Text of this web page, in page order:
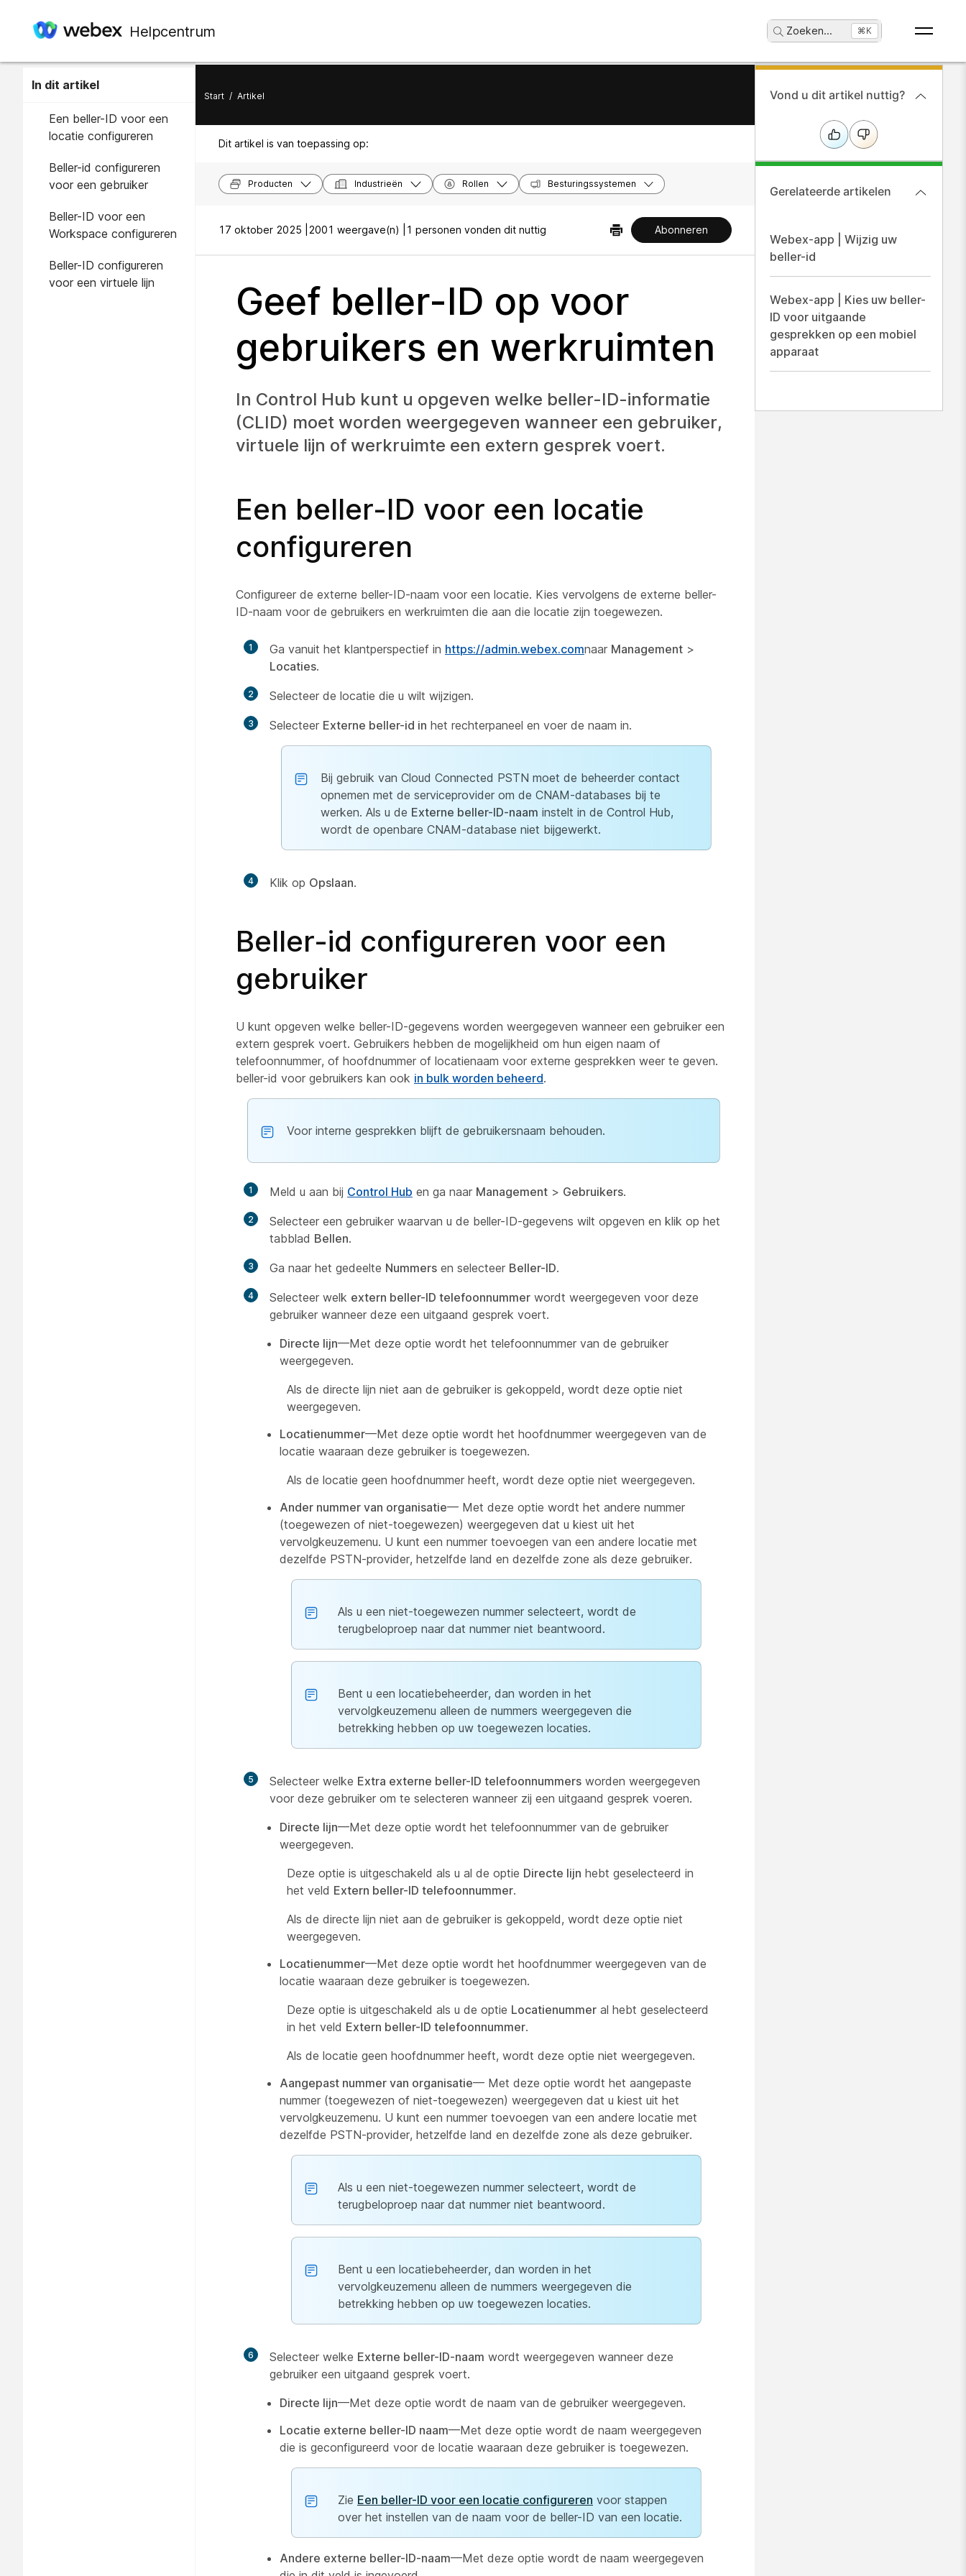
Helpcentrum Zoeken... ⌘K
In dit artikel
Een beller-ID voor een
locatie configureren
Beller-id configureren
voor een gebruiker
Beller-ID voor een
Workspace configureren
Beller-ID configureren
voor een virtuele lijn
Start / Artikel
Dit artikel is van toepassing op:
Producten Industrieën Rollen Besturingssystemen
17 oktober 2025 | 2001 weergave(n) | 1 personen vonden dit nuttig Abonneren
Geef beller-ID op voor
gebruikers en werkruimten
In Control Hub kunt u opgeven welke beller-ID-informatie
(CLID) moet worden weergegeven wanneer een gebruiker,
virtuele lijn of werkruimte een extern gesprek voert.
Een beller-ID voor een locatie
configureren
Configureer de externe beller-ID-naam voor een locatie. Kies vervolgens de externe beller-
ID-naam voor de gebruikers en werkruimten die aan die locatie zijn toegewezen.
1 Ga vanuit het klantperspectief in https://admin.webex.comnaar Management >
Locaties.
2 Selecteer de locatie die u wilt wijzigen.
3 Selecteer Externe beller-id in het rechterpaneel en voer de naam in.
Bij gebruik van Cloud Connected PSTN moet de beheerder contact
opnemen met de serviceprovider om de CNAM-databases bij te
werken. Als u de Externe beller-ID-naam instelt in de Control Hub,
wordt de openbare CNAM-database niet bijgewerkt.
4 Klik op Opslaan.
Beller-id configureren voor een
gebruiker
U kunt opgeven welke beller-ID-gegevens worden weergegeven wanneer een gebruiker een
extern gesprek voert. Gebruikers hebben de mogelijkheid om hun eigen naam of
telefoonnummer, of hoofdnummer of locatienaam voor externe gesprekken weer te geven.
beller-id voor gebruikers kan ook in bulk worden beheerd.
Voor interne gesprekken blijft de gebruikersnaam behouden.
1 Meld u aan bij Control Hub en ga naar Management > Gebruikers.
2
Selecteer een gebruiker waarvan u de beller-ID-gegevens wilt opgeven en klik op het
tabblad Bellen.
3 Ga naar het gedeelte Nummers en selecteer Beller-ID.
4 Selecteer welk extern beller-ID telefoonnummer wordt weergegeven voor deze
gebruiker wanneer deze een uitgaand gesprek voert.
Directe lijn—Met deze optie wordt het telefoonnummer van de gebruiker
weergegeven.
Als de directe lijn niet aan de gebruiker is gekoppeld, wordt deze optie niet
weergegeven.
Locatienummer—Met deze optie wordt het hoofdnummer weergegeven van de
locatie waaraan deze gebruiker is toegewezen.
Als de locatie geen hoofdnummer heeft, wordt deze optie niet weergegeven.
Ander nummer van organisatie— Met deze optie wordt het andere nummer
(toegewezen of niet-toegewezen) weergegeven dat u kiest uit het
vervolgkeuzemenu. U kunt een nummer toevoegen van een andere locatie met
dezelfde PSTN-provider, hetzelfde land en dezelfde zone als deze gebruiker.
Als u een niet-toegewezen nummer selecteert, wordt de
terugbeloproep naar dat nummer niet beantwoord.
Bent u een locatiebeheerder, dan worden in het
vervolgkeuzemenu alleen de nummers weergegeven die
betrekking hebben op uw toegewezen locaties.
5 Selecteer welke Extra externe beller-ID telefoonnummers worden weergegeven
voor deze gebruiker om te selecteren wanneer zij een uitgaand gesprek voeren.
Directe lijn—Met deze optie wordt het telefoonnummer van de gebruiker
weergegeven.
Deze optie is uitgeschakeld als u al de optie Directe lijn hebt geselecteerd in
het veld Extern beller-ID telefoonnummer.
Als de directe lijn niet aan de gebruiker is gekoppeld, wordt deze optie niet
weergegeven.
Locatienummer—Met deze optie wordt het hoofdnummer weergegeven van de
locatie waaraan deze gebruiker is toegewezen.
Deze optie is uitgeschakeld als u de optie Locatienummer al hebt geselecteerd
in het veld Extern beller-ID telefoonnummer.
Als de locatie geen hoofdnummer heeft, wordt deze optie niet weergegeven.
Aangepast nummer van organisatie— Met deze optie wordt het aangepaste
nummer (toegewezen of niet-toegewezen) weergegeven dat u kiest uit het
vervolgkeuzemenu. U kunt een nummer toevoegen van een andere locatie met
dezelfde PSTN-provider, hetzelfde land en dezelfde zone als deze gebruiker.
Als u een niet-toegewezen nummer selecteert, wordt de
terugbeloproep naar dat nummer niet beantwoord.
Bent u een locatiebeheerder, dan worden in het
vervolgkeuzemenu alleen de nummers weergegeven die
betrekking hebben op uw toegewezen locaties.
6 Selecteer welke Externe beller-ID-naam wordt weergegeven wanneer deze
gebruiker een uitgaand gesprek voert.
Directe lijn—Met deze optie wordt de naam van de gebruiker weergegeven.
Locatie externe beller-ID naam—Met deze optie wordt de naam weergegeven
die is geconfigureerd voor de locatie waaraan deze gebruiker is toegewezen.
Zie Een beller-ID voor een locatie configureren voor stappen
over het instellen van de naam voor de beller-ID van een locatie.
Andere externe beller-ID-naam—Met deze optie wordt de naam weergegeven
Vond u dit artikel nuttig?
Gerelateerde artikelen
Webex-app | Wijzig uw
beller-id
Webex-app | Kies uw beller-
ID voor uitgaande
gesprekken op een mobiel
apparaat